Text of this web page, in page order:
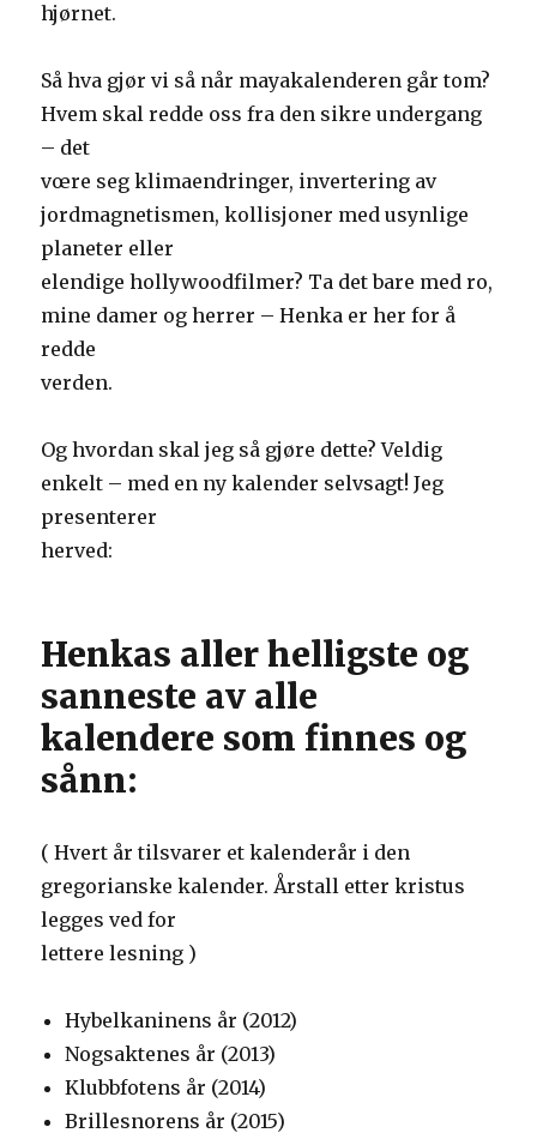
hjørnet.
Så hva gjør vi så når mayakalenderen går tom?
Hvem skal redde oss fra den sikre undergang
– det
vœre seg klimaendringer, invertering av
jordmagnetismen, kollisjoner med usynlige
planeter eller
elendige hollywoodfilmer? Ta det bare med ro,
mine damer og herrer – Henka er her for å
redde
verden.
Og hvordan skal jeg så gjøre dette? Veldig
enkelt – med en ny kalender selvsagt! Jeg
presenterer
herved:
Henkas aller helligste og
sanneste av alle
kalendere som finnes og
sånn:
( Hvert år tilsvarer et kalenderår i den
gregorianske kalender. Årstall etter kristus
legges ved for
lettere lesning )
Hybelkaninens år (2012)
Nogsaktenes år (2013)
Klubbfotens år (2014)
Brillesnorens år (2015)